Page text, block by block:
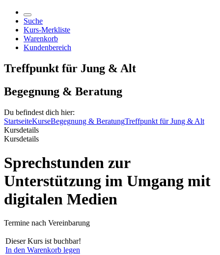
Suche
Kurs-Merkliste
Warenkorb
Kundenbereich
Treffpunkt für Jung & Alt
Begegnung & Beratung
Du befindest dich hier:
StartseiteKurseBegegnung & BeratungTreffpunkt für Jung & Alt
Kursdetails
Kursdetails
Sprechstunden zur
Unterstützung im Umgang mit
digitalen Medien
Termine nach Vereinbarung
Dieser Kurs ist buchbar!
In den Warenkorb legen